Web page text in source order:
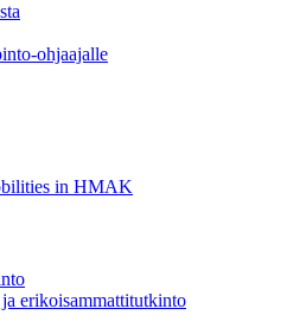
ohjaajalle
in HMAK
erikoisammattitutkinto